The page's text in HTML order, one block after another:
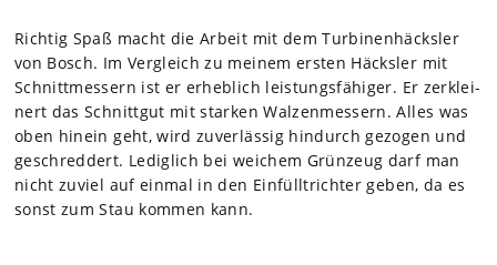
Rich­tig Spaß macht die Arbeit mit dem Tur­bi­nen­häcks­ler
von Bosch. Im Ver­gleich zu mei­nem ers­ten Häcks­ler mit
Schnitt­mes­sern ist er erheb­lich leis­tungs­fä­hi­ger. Er zer­klei­
nert das Schnitt­gut mit star­ken Wal­zen­mes­sern. Alles was
oben hin­ein geht, wird zuver­läs­sig hin­durch gezo­gen und
geschred­dert. Ledig­lich bei wei­chem Grün­zeug darf man
nicht zuviel auf ein­mal in den Ein­füll­trich­ter geben, da es
sonst zum Stau kom­men kann.